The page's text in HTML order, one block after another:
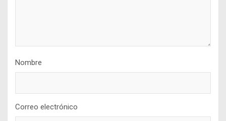
Nombre
Correo electrónico